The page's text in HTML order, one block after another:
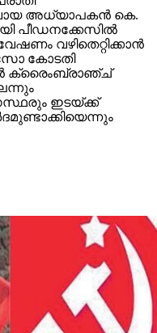
അധ്യാപകന്‍ കെ.
പീഡനക്കേസില്‍
വഴിതെറ്റിക്കാന്‍
കോടതി
ക്രൈംബ്രാഞ്ച്
ഇടയ്ക്ക്